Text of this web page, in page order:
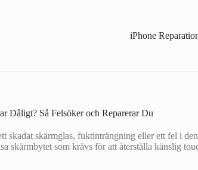
iPhone
Dåligt? Så Felsöker och Reparerar Du
skärmglas, fuktinträngning eller ett fel i
skärmbytet som krävs för att återställa känslig